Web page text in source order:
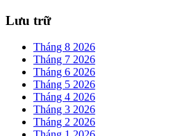
Lưu trữ
Tháng 8 2026
Tháng 7 2026
Tháng 6 2026
Tháng 5 2026
Tháng 4 2026
Tháng 3 2026
Tháng 2 2026